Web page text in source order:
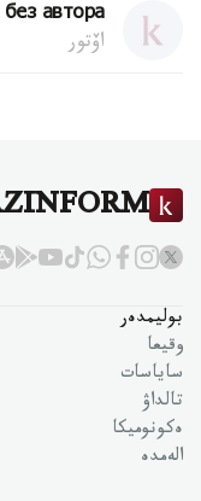
без автора
اۆتور
بوليمدەر
وقيعا
ساياسات
تالداۋ
ەكونوميكا
الەمدە